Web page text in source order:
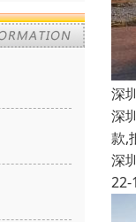
深
深
款,
深
22-